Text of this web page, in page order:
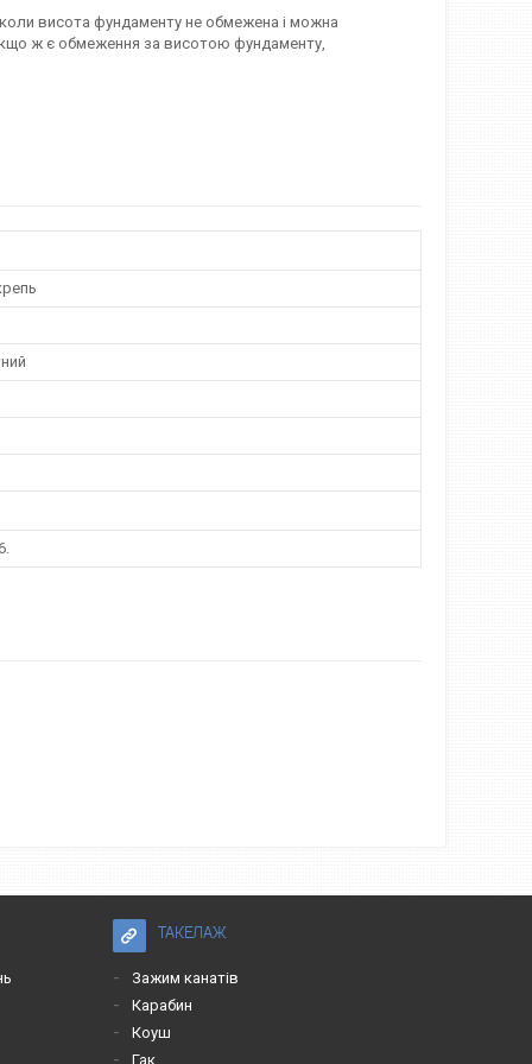
висота фундаменту не обмежена і можна
ж є обмеження за висотою фундаменту,
ТАКЕЛАЖ
Зажим канатів
Карабин
Коуш
Гак